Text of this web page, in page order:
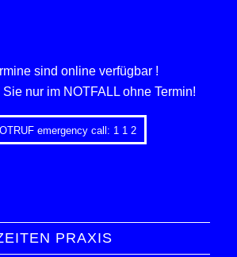
sind online verfügbar !
nur im NOTFALL ohne Termin!
emergency call: 1 1 2
PRAXIS